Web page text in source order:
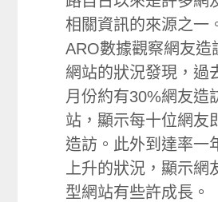
相關資訊的來源之一
ARO數據觀察網友造
網站的狀況發現，過
月份約有30%網友造
站，顯示每十位網友
造訪。此外到達率一
上升的狀況，顯示網
型網站有些許成長。